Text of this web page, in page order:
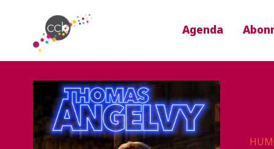
Agenda